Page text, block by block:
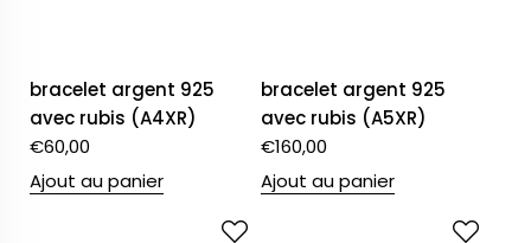
bracelet argent 925
avec rubis (A4XR)
€60,00
Ajout au panier
bracelet argent 925
avec rubis (A5XR)
€160,00
Ajout au panier